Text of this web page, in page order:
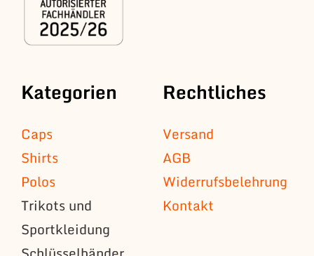
Kategorien
Caps
Shirts
Polos
Trikots und
Sportkleidung
Rechtliches
Versand
AGB
Widerrufsbelehrung
Kontakt